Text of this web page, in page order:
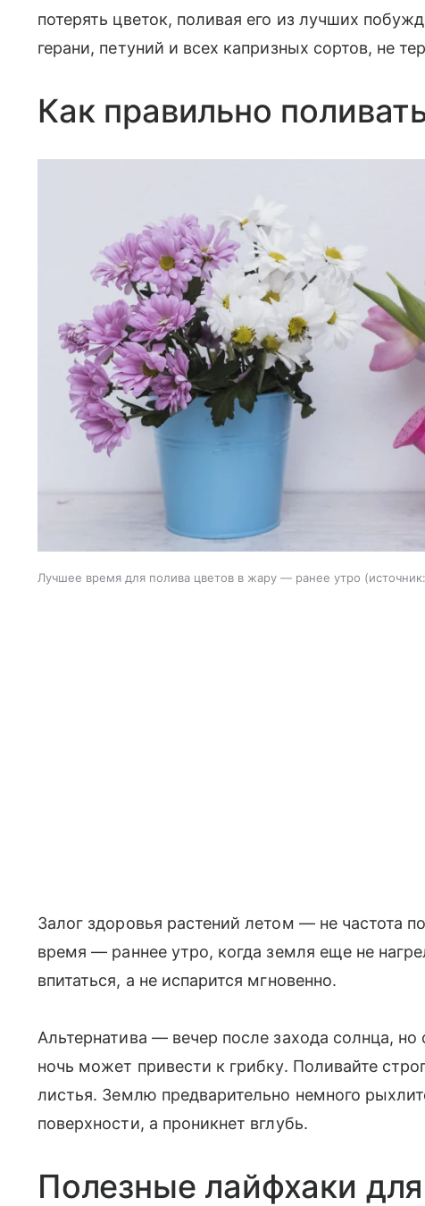
потерять цветок, поливая его из лучших
герани, петуний и всех капризных сортов, не
Как правильно
Лучшее время для полива цветов в жару — ранее утро источник:
Залог здоровья растений летом — не частота
время — раннее утро, когда земля еще не
впитаться, а не испарится мгновенно.
Альтернатива — вечер после захода солнца,
ночь может привести к грибку. Поливайте
листья. Землю предварительно немного
поверхности, а проникнет вглубь.
Полезные лайфхаки